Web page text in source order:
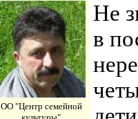
ОО "Центр семейной
Не
в